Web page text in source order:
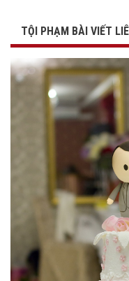
TỘI PHẠM BÀI VIẾT